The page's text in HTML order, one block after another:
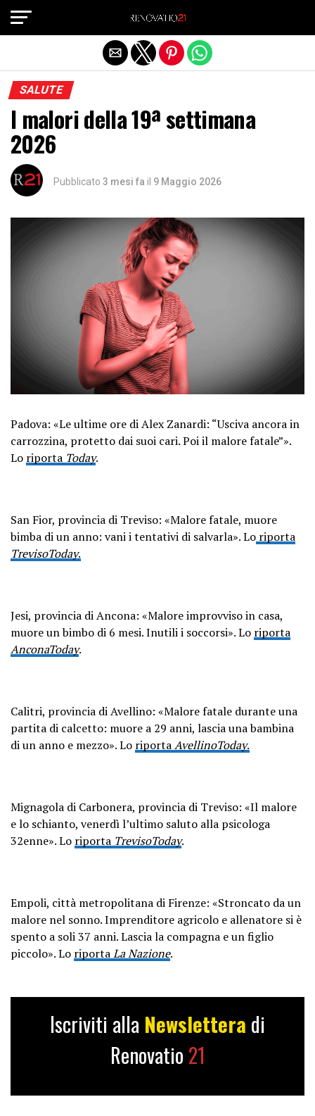
SALUTE
I malori della 19ª settimana
2026
Pubblicato 3 mesi fa il 9 Maggio 2026
Padova: «Le ultime ore di Alex Zanardi: “Usciva ancora in
carrozzina, protetto dai suoi cari. Poi il malore fatale”».
Lo riporta Today.
San Fior, provincia di Treviso: «Malore fatale, muore
bimba di un anno: vani i tentativi di salvarla». Lo riporta
TrevisoToday.
Jesi, provincia di Ancona: «Malore improvviso in casa,
muore un bimbo di 6 mesi. Inutili i soccorsi». Lo riporta
AnconaToday.
Calitri, provincia di Avellino: «Malore fatale durante una
partita di calcetto: muore a 29 anni, lascia una bambina
di un anno e mezzo». Lo riportaAvellinoToday.
Mignagola di Carbonera, provincia di Treviso: «Il malore
e lo schianto, venerdì l’ultimo saluto alla psicologa
32enne». Lo riporta TrevisoToday.
Empoli, città metropolitana di Firenze: «Stroncato da un
malore nel sonno. Imprenditore agricolo e allenatore si è
spento a soli 37 anni. Lascia la compagna e un figlio
piccolo». Lo riportaLa Nazione.
Iscriviti alla Newslettera di
Renovatio 21
Exit mobile version